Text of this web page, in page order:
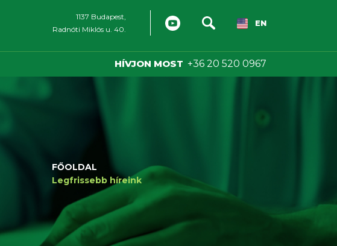
HÍVJON MOST +36 20 520 0967
1137 Budapest,
Radnóti Miklós u. 40.
EN
FŐOLDAL
Legfrissebb híreink